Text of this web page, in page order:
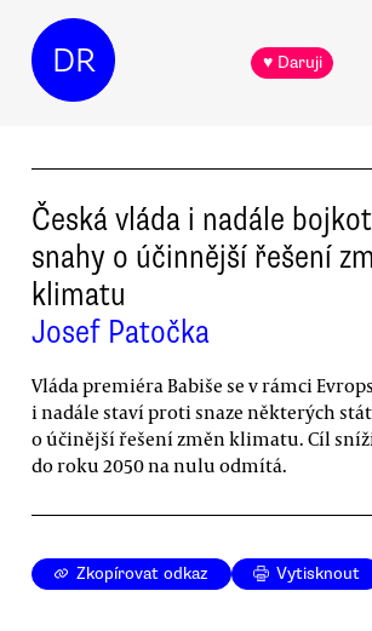
DR ♥ Daruji
Česká vláda i nadále
snahy o účinnější řešení
klimatu
Josef Patočka
Vláda premiéra Babiše se v rámci
i nadále staví proti snaze některých
o účinější řešení změn klimatu. Cíl
do roku 2050 na nulu odmítá.
Zkopírovat odkaz Vytisknout